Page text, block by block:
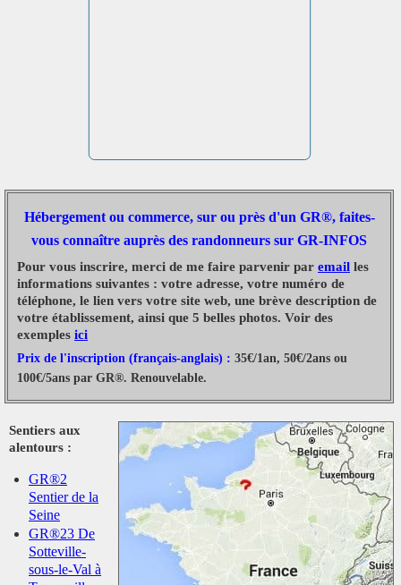
Hébergement ou commerce, sur ou près d'un GR®, faites-
vous connaître auprès des randonneurs sur GR-INFOS
Pour vous inscrire, merci de me faire parvenir par email les
informations suivantes : votre adresse, votre numéro de
téléphone, le lien vers votre site web, une brève description de
votre établissement, ainsi que 5 belles photos. Voir des
exemples ici
Prix de l'inscription (français-anglais) : 35€/1an, 50€/2ans ou
100€/5ans par GR®. Renouvelable.
Sentiers aux
alentours :
GR®2
Sentier de la
Seine
GR®23 De
Sotteville-
sous-le-Val à